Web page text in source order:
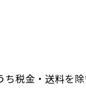
ち税金・送料を